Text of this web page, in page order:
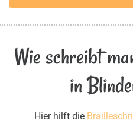
Wie schreibt
in
Hier hilft die